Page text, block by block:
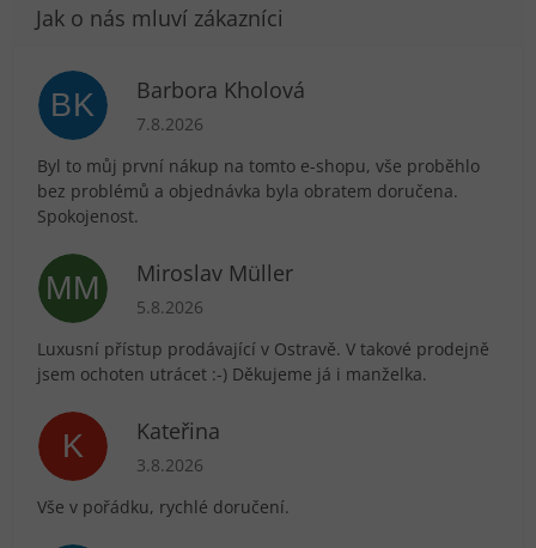
BK Barbora Kholová
Hodnocení obchodu je 5 z 5 hvězdiček.
7.8.2026
Byl to můj první nákup na tomto e-shopu, vše proběhlo
bez problémů a objednávka byla obratem doručena.
Spokojenost.
MM Miroslav Müller
Hodnocení obchodu je 5 z 5 hvězdiček.
5.8.2026
Luxusní přístup prodávající v Ostravě. V takové prodejně
jsem ochoten utrácet :-) Děkujeme já i manželka.
K Kateřina
Hodnocení obchodu je 5 z 5 hvězdiček.
3.8.2026
Vše v pořádku, rychlé doručení.